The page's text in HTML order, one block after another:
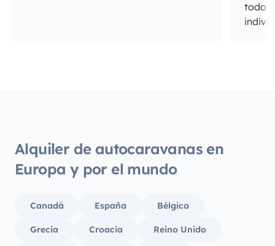
todo
Alquiler de autocaravanas en
Europa y por el mundo
Canadá España Bélgica
Grecia Croacia Reino Unido